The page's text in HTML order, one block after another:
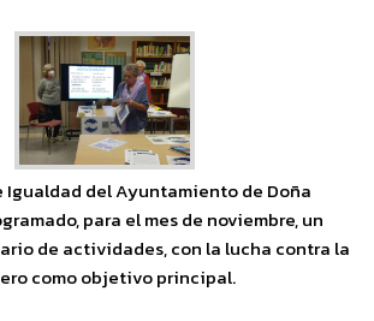
Igualdad del Ayuntamiento de Doña
para el mes de noviembre, un
de actividades, con la lucha contra la
como objetivo principal.